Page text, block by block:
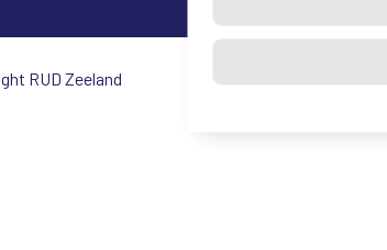
RUD Zeeland